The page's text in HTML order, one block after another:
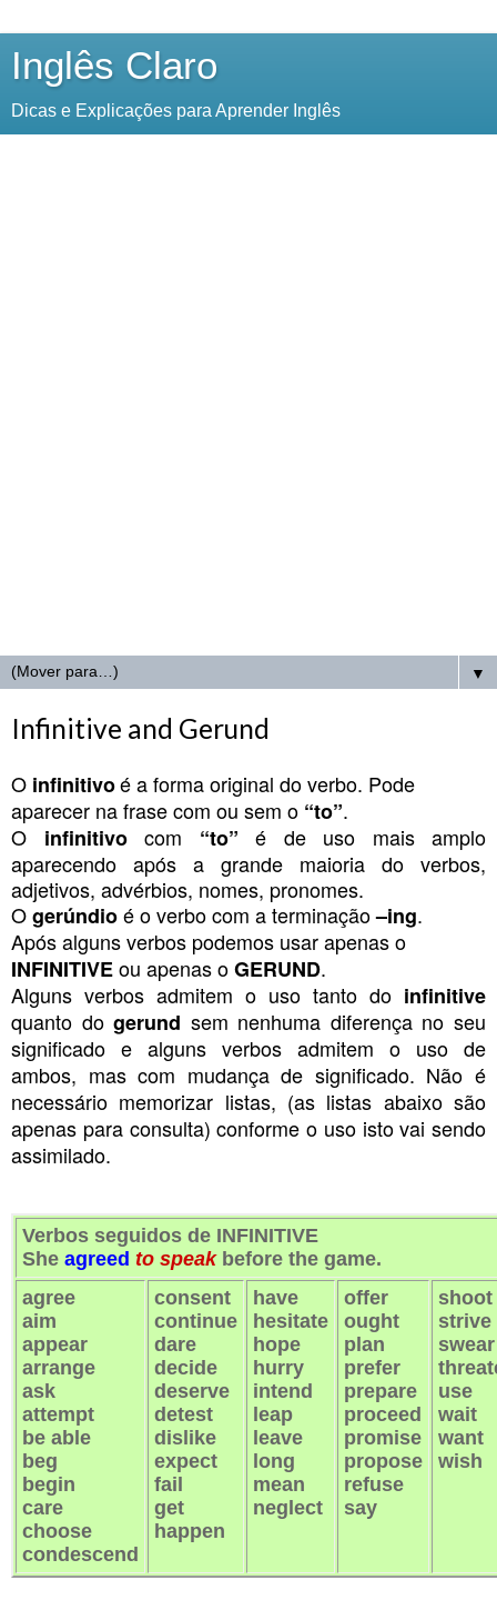
Inglês Claro
Dicas e Explicações para Aprender Inglês
▼
Infinitive and Gerund
O infinitivoé a forma original do verbo. Pode
aparecer na frase com ou sem o “to”.
O infinitivocom “to” é de uso mais amplo
aparecendo após a grande maioria do verbos,
adjetivos, advérbios, nomes, pronomes.
Ogerúndioé o verbo com a terminação–ing.
Após alguns verbos podemos usar apenas o
INFINITIVEou apenas oGERUND.
Alguns verbos admitem o uso tanto do infinitive
quanto dogerund sem nenhuma diferença no seu
significado e alguns verbos admitem o uso de
ambos, mas com mudança de significado. Não é
necessário memorizar listas, (as listas abaixo são
apenas para consulta) conforme o uso isto vai sendo
assimilado.
Verbos seguidos de INFINITIVE
She agreed to speakbefore the game.
agree
aim
appear
arrange
ask
attempt
be able
beg
begin
care
choose
condescend
consent
continue
dare
decide
deserve
detest
dislike
expect
fail
get
happen
have
hesitate
hope
hurry
intend
leap
leave
long
mean
neglect
offer
ought
plan
prefer
prepare
proceed
promise
propose
refuse
say
shoot
strive
swear
use
wait
want
wish